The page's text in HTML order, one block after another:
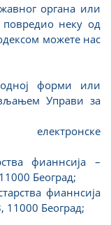
органа или
неку од
можете нас
форми или
Управи за
фианнсија –
Београд;
фианнсија
11000 Београд;